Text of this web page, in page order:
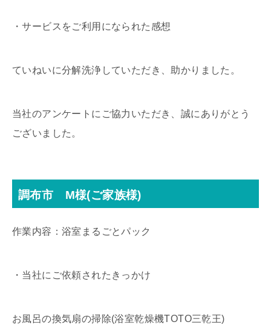
・サービスをご利用になられた感想
ていねいに分解洗浄していただき、助かりました。
当社のアンケートにご協力いただき、誠にありがとう
ございました。
調布市 M様(ご家族様)
作業内容：浴室まるごとパック
・当社にご依頼されたきっかけ
お風呂の換気扇の掃除(浴室乾燥機TOTO三乾王)